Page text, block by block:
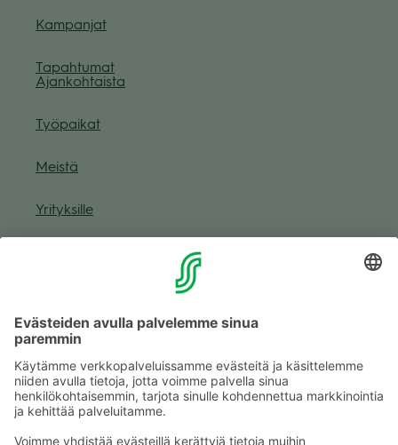
Kam­pan­jat
Tapah­tu­mat
Ajan­koh­taista
Työ­pai­kat
Meistä
Yri­tyk­sille
Muuta eväs­tea­se­tuk­sia & eväs­tein­for­maa­tio
Tie­to­suo­ja­se­loste (Arina)